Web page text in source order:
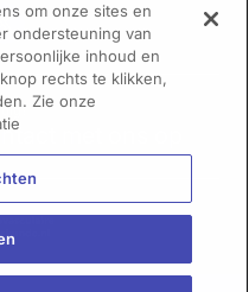
met ons op
om onze sites en
ondersteuning van
inhoud en
rechts te klikken,
Zie onze